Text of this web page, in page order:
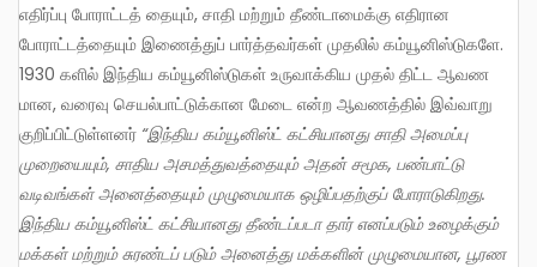
எதிர்ப்பு போராட்டத் தையும், சாதி மற்றும் தீண்டாமைக்கு எதிரான
போராட்டத்தையும் இணைத்துப் பார்த்தவர்கள் முதலில் கம்யூனிஸ்டுகளே.
1930 களில் இந்திய கம்யூனிஸ்டுகள் உருவாக்கிய முதல் திட்ட ஆவண
மான, வரைவு செயல்பாட்டுக்கான மேடை என்ற ஆவணத்தில் இவ்வாறு
குறிப்பிட்டுள்ளனர் “இந்திய கம்யூனிஸ்ட் கட்சியானது சாதி அமைப்பு
முறையையும், சாதிய அசமத்துவத்தையும் அதன் சமூக, பண்பாட்டு
வடிவங்கள் அனைத்தையும் முழுமையாக ஒழிப்பதற்குப் போராடுகிறது.
இந்திய கம்யூனிஸ்ட் கட்சியானது தீண்டப்படா தார் எனப்படும் உழைக்கும்
மக்கள் மற்றும் சுரண்டப் படும் அனைத்து மக்களின் முழுமையான, பூரண